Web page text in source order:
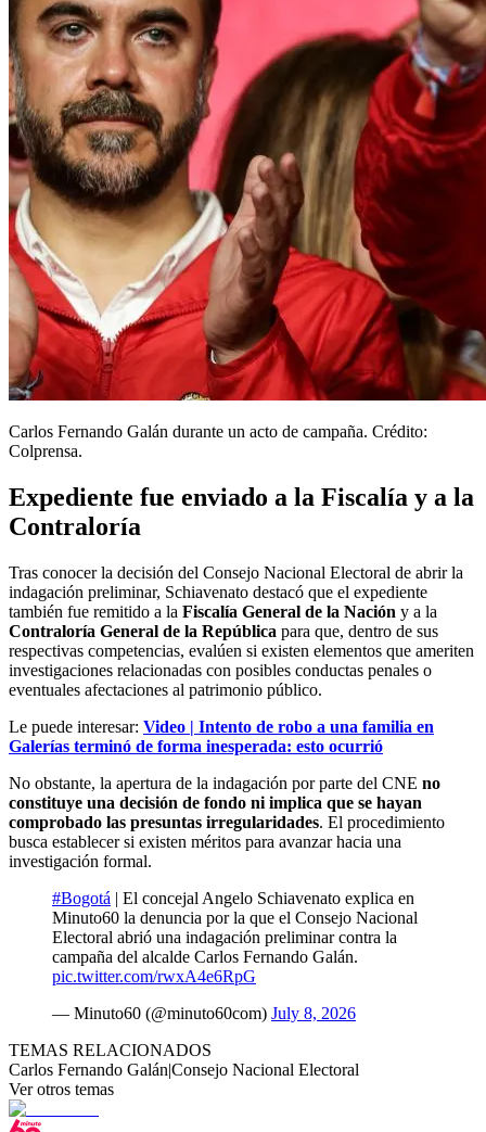
Carlos Fernando Galán durante un acto de campaña. Crédito:
Colprensa.
Expediente fue enviado a la Fiscalía y a la
Contraloría
Tras conocer la decisión del Consejo Nacional Electoral de abrir la
indagación preliminar, Schiavenato destacó que el expediente
también fue remitido a la Fiscalía General de la Nación y a la
Contraloría General de la República para que, dentro de sus
respectivas competencias, evalúen si existen elementos que ameriten
investigaciones relacionadas con posibles conductas penales o
eventuales afectaciones al patrimonio público.
Le puede interesar: Video | Intento de robo a una familia en
Galerías terminó de forma inesperada: esto ocurrió
No obstante, la apertura de la indagación por parte del CNE no
constituye una decisión de fondo ni implica que se hayan
comprobado las presuntas irregularidades. El procedimiento
busca establecer si existen méritos para avanzar hacia una
investigación formal.
#Bogotá | El concejal Angelo Schiavenato explica en
Minuto60 la denuncia por la que el Consejo Nacional
Electoral abrió una indagación preliminar contra la
campaña del alcalde Carlos Fernando Galán.
pic.twitter.com/rwxA4e6RpG
— Minuto60 (@minuto60com) July 8, 2026
TEMAS RELACIONADOS
Carlos Fernando Galán|Consejo Nacional Electoral
Ver otros temas